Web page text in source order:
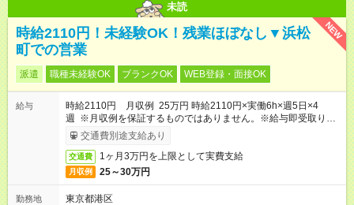
未読
NEW
時給2110円！未経験OK！残業ほぼなし▼浜松
町での営業
派遣 職種未経験OK ブランクOK WEB登録・面接OK
給与
時給2110円 月収例 25万円 時給2110円×実働6h×週5日×4
週 ※月収例を保証するものではありません。※給与即受取りサ
ービス利用可（利用条件有）
交通費別途支給あり
交通費 1ヶ月3万円を上限として実費支給
月収例 25～30万円
勤務地
東京都港区